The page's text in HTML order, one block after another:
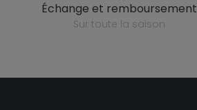
échange et remboursement
sur toute la saison